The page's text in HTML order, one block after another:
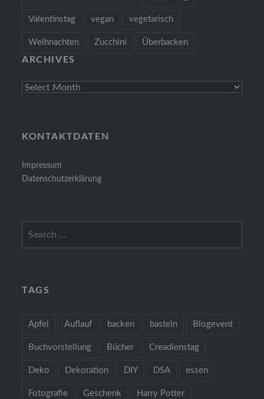
Valentinstag vegan vegetarisch
Weihnachten Zucchini Überbacken
ARCHIVES
Archives
KONTAKTDATEN
Impressum
Datenschutzerklärung
TAGS
Apfel Auflauf backen basteln Blogevent
Buchvorstellung Bücher Creadienstag
Deko Dekoration DIY DSA essen
Fotografie Geschenk Harry Potter